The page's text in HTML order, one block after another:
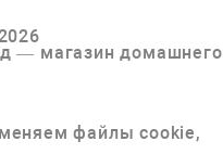
— магазин домашнего
файлы cookie,